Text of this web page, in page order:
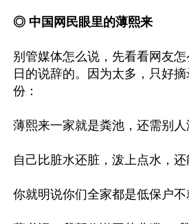
◎ 中国网民眼里的薄熙来
别管媒体怎么说，先看看网友
日的说辞的。因为太多，只好
份：
薄熙来一家就是粪池，还需别人
自己比脏水还脏，泼上点水，还
你就明说你们全家都是低保户不